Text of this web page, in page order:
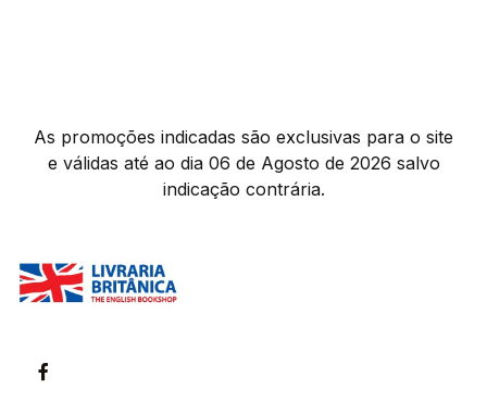
As promoções indicadas são exclusivas para o site
e válidas até ao dia 06 de Agosto de 2026 salvo
indicação contrária.